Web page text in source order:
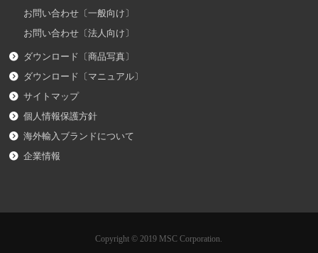
お問い合わせ〔一般向け〕
お問い合わせ〔法人向け〕
ダウンロード〔商品写真〕
ダウンロード〔マニュアル〕
サイトマップ
個人情報保護方針
海外輸入ブランドについて
企業情報
Copyright © 2019 MSC Corporation.